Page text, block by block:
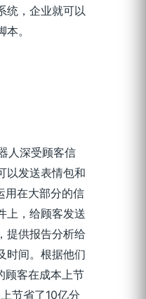
统，企业就可以
。
人深受顾客信
以发送表情包和
用在大部分的信
上，给顾客发送
提供报告分析给
时间。根据他们
顾客在成本上节
节省了10亿分